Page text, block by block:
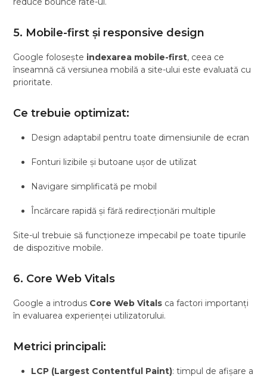
5. Mobile-first și responsive design
Google folosește indexarea mobile-first, ceea ce
înseamnă că versiunea mobilă a site-ului este evaluată cu
prioritate.
Ce trebuie optimizat:
Design adaptabil pentru toate dimensiunile de ecran
Fonturi lizibile și butoane ușor de utilizat
Navigare simplificată pe mobil
Încărcare rapidă și fără redirecționări multiple
Site-ul trebuie să funcționeze impecabil pe toate tipurile
de dispozitive mobile.
6. Core Web Vitals
Google a introdus Core Web Vitals ca factori importanți
în evaluarea experienței utilizatorului.
Metrici principali:
LCP (Largest Contentful Paint): timpul de afișare a